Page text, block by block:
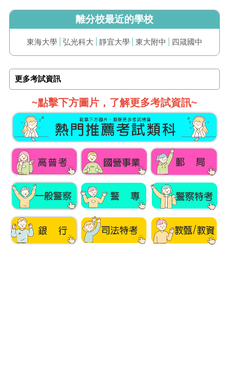
離分校最近的學校
東海大學 弘光科大 靜宜大學 東大附中 四箴國中
更多考試資訊
~點擊下方圖片，了解更多考試資訊~